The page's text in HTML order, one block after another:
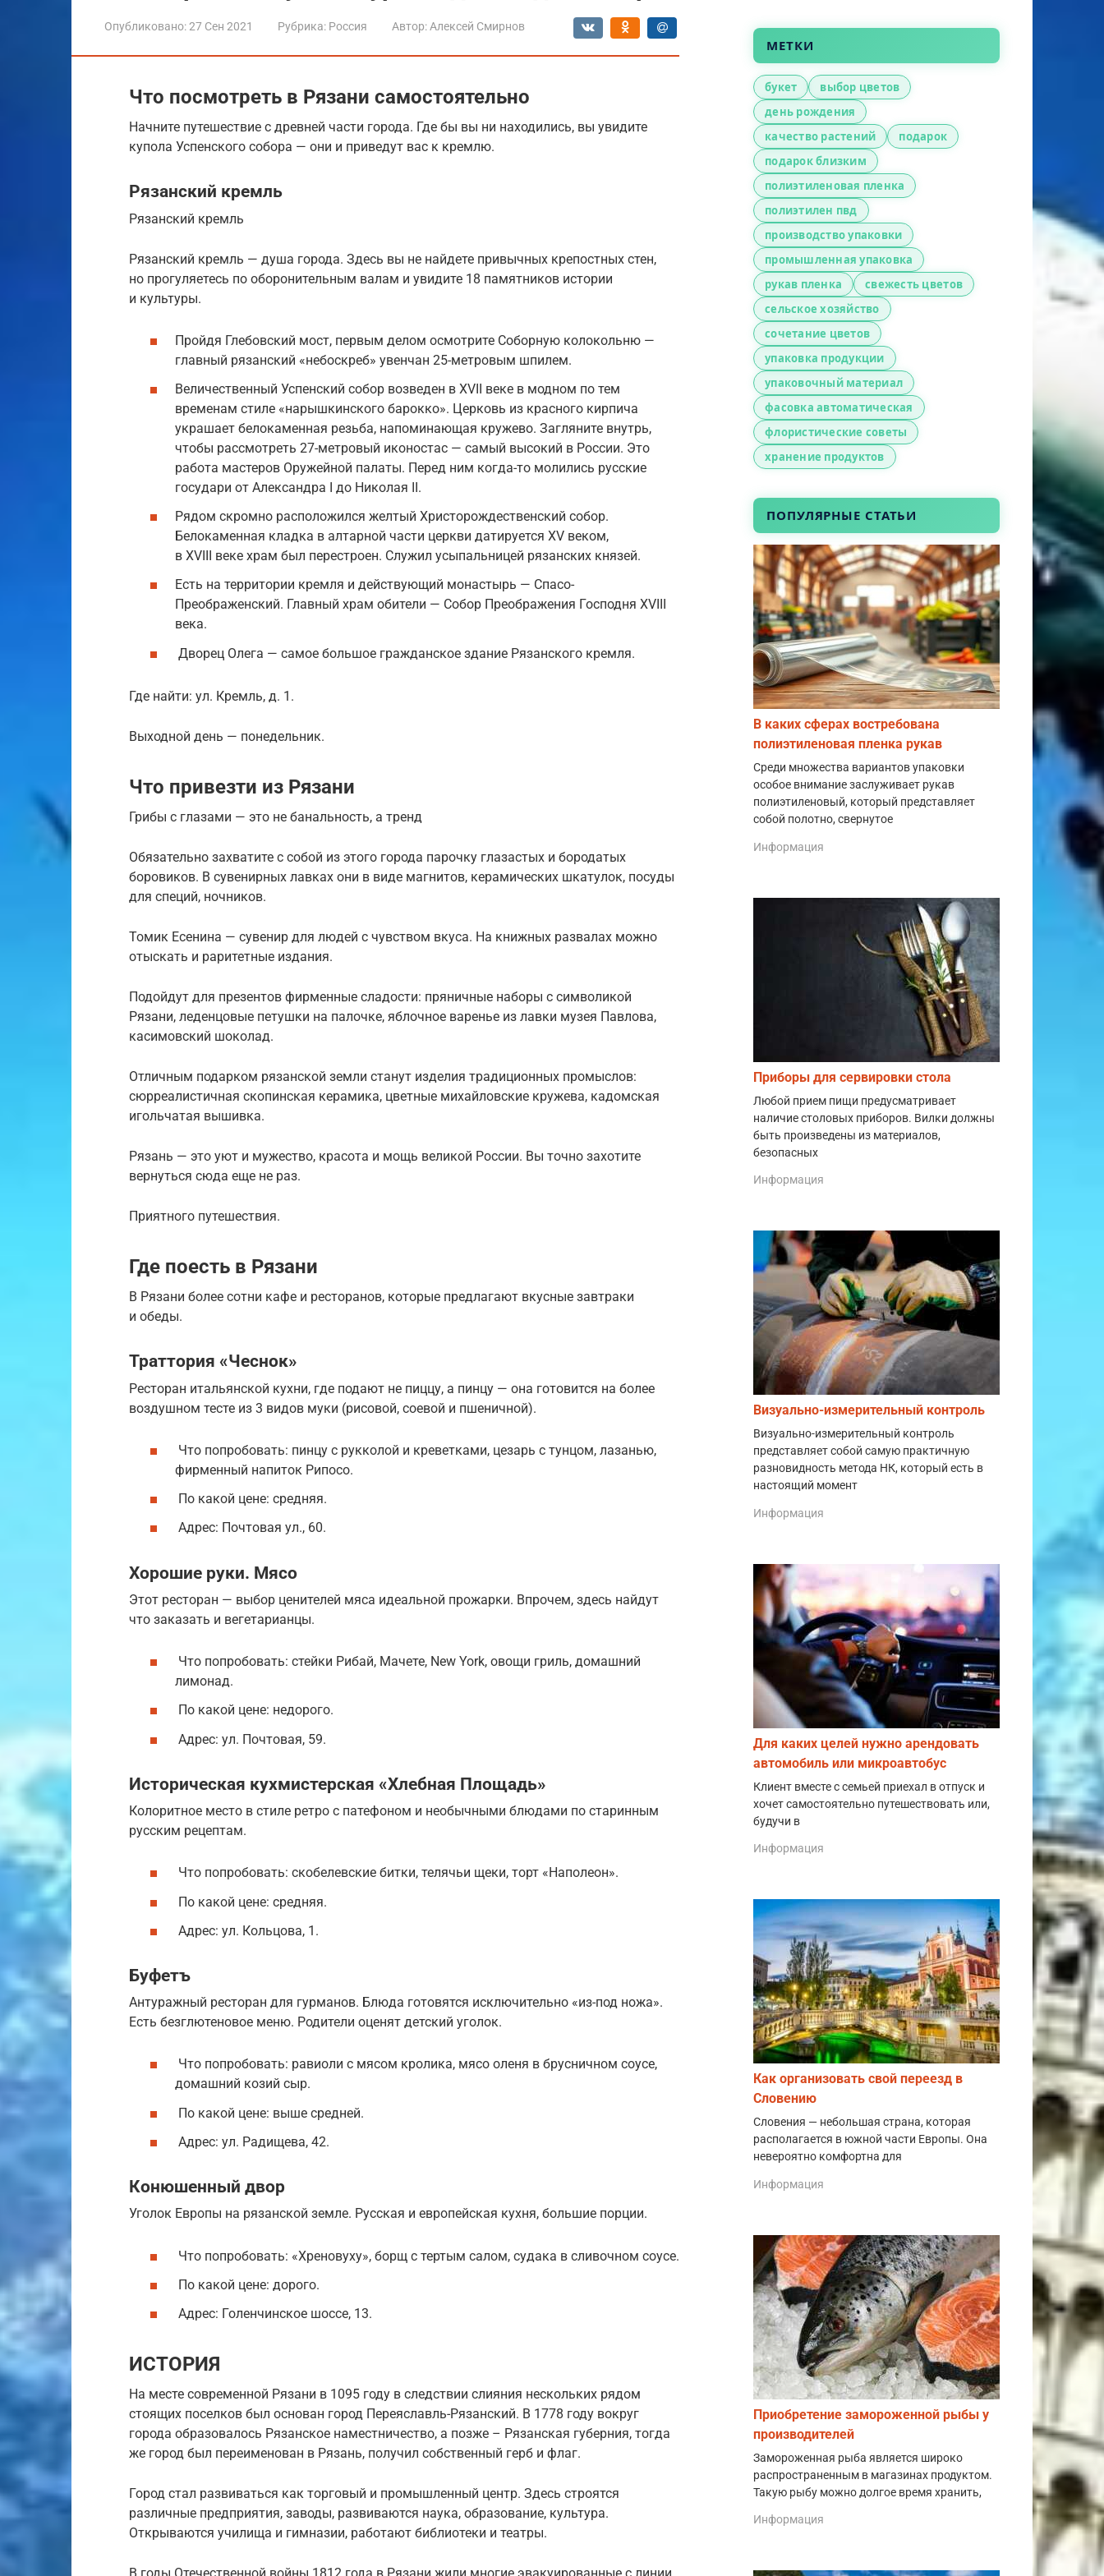
Опубликовано:27 Сен 2021 Рубрика: Россия Автор: Алексей Смирнов
Что посмотреть в Рязани самостоятельно
Начните путешествие с древней части города. Где бы вы ни находились, вы увидите
купола Успенского собора — они и приведут вас к кремлю.
Рязанский кремль
Рязанский кремль
Рязанский кремль — душа города. Здесь вы не найдете привычных крепостных стен,
но прогуляетесь по оборонительным валам и увидите 18 памятников истории
и культуры.
Пройдя Глебовский мост, первым делом осмотрите Соборную колокольню —
главный рязанский «небоскреб» увенчан 25-метровым шпилем.
Величественный Успенский собор возведен в XVII веке в модном по тем
временам стиле «нарышкинского барокко». Церковь из красного кирпича
украшает белокаменная резьба, напоминающая кружево. Загляните внутрь,
чтобы рассмотреть 27-метровый иконостас — самый высокий в России. Это
работа мастеров Оружейной палаты. Перед ним когда-то молились русские
государи от Александра I до Николая II.
Рядом скромно расположился желтый Христорождественский собор.
Белокаменная кладка в алтарной части церкви датируется XV веком,
в XVIII веке храм был перестроен. Служил усыпальницей рязанских князей.
Есть на территории кремля и действующий монастырь — Спасо-
Преображенский. Главный храм обители — Собор Преображения Господня XVIII
века.
Дворец Олега — самое большое гражданское здание Рязанского кремля.
Где найти: ул. Кремль, д. 1.
Выходной день — понедельник.
Что привезти из Рязани
Грибы с глазами — это не банальность, а тренд
Обязательно захватите с собой из этого города парочку глазастых и бородатых
боровиков. В сувенирных лавках они в виде магнитов, керамических шкатулок, посуды
для специй, ночников.
Томик Есенина — сувенир для людей с чувством вкуса. На книжных развалах можно
отыскать и раритетные издания.
Подойдут для презентов фирменные сладости: пряничные наборы с символикой
Рязани, леденцовые петушки на палочке, яблочное варенье из лавки музея Павлова,
касимовский шоколад.
Отличным подарком рязанской земли станут изделия традиционных промыслов:
сюрреалистичная скопинская керамика, цветные михайловские кружева, кадомская
игольчатая вышивка.
Рязань — это уют и мужество, красота и мощь великой России. Вы точно захотите
вернуться сюда еще не раз.
Приятного путешествия.
Где поесть в Рязани
В Рязани более сотни кафе и ресторанов, которые предлагают вкусные завтраки
и обеды.
Траттория «Чеснок»
Ресторан итальянской кухни, где подают не пиццу, а пинцу — она готовится на более
воздушном тесте из 3 видов муки (рисовой, соевой и пшеничной).
Что попробовать: пинцу с рукколой и креветками, цезарь с тунцом, лазанью,
фирменный напиток Рипосо.
По какой цене: средняя.
Адрес: Почтовая ул., 60.
Хорошие руки. Мясо
Этот ресторан — выбор ценителей мяса идеальной прожарки. Впрочем, здесь найдут
что заказать и вегетарианцы.
Что попробовать: стейки Рибай, Мачете, New York, овощи гриль, домашний
лимонад.
По какой цене: недорого.
Адрес: ул. Почтовая, 59.
Историческая кухмистерская «Хлебная Площадь»
Колоритное место в стиле ретро с патефоном и необычными блюдами по старинным
русским рецептам.
Что попробовать: скобелевские битки, телячьи щеки, торт «Наполеон».
По какой цене: средняя.
Адрес: ул. Кольцова, 1.
Буфетъ
Антуражный ресторан для гурманов. Блюда готовятся исключительно «из-под ножа».
Есть безглютеновое меню. Родители оценят детский уголок.
Что попробовать: равиоли с мясом кролика, мясо оленя в брусничном соусе,
домашний козий сыр.
По какой цене: выше средней.
Адрес: ул. Радищева, 42.
Конюшенный двор
Уголок Европы на рязанской земле. Русская и европейская кухня, большие порции.
Что попробовать: «Хреновуху», борщ с тертым салом, судака в сливочном соусе.
По какой цене: дорого.
Адрес: Голенчинское шоссе, 13.
ИСТОРИЯ
На месте современной Рязани в 1095 году в следствии слияния нескольких рядом
стоящих поселков был основан город Переяславль-Рязанский. В 1778 году вокруг
города образовалось Рязанское наместничество, а позже – Рязанская губерния, тогда
же город был переименован в Рязань, получил собственный герб и флаг.
Город стал развиваться как торговый и промышленный центр. Здесь строятся
различные предприятия, заводы, развиваются наука, образование, культура.
Открываются училища и гимназии, работают библиотеки и театры.
МЕТКИ
букет
выбор цветов
день рождения
качество растений
подарок
подарок близким
полиэтиленовая пленка
полиэтилен пвд
производство упаковки
промышленная упаковка
рукав пленка
свежесть цветов
сельское хозяйство
сочетание цветов
упаковка продукции
упаковочный материал
фасовка автоматическая
флористические советы
хранение продуктов
ПОПУЛЯРНЫЕ СТАТЬИ
В каких сферах востребована
полиэтиленовая пленка рукав
Среди множества вариантов упаковки
особое внимание заслуживает рукав
полиэтиленовый, который представляет
собой полотно, свернутое
Информация
Приборы для сервировки стола
Любой прием пищи предусматривает
наличие столовых приборов. Вилки должны
быть произведены из материалов,
безопасных
Информация
Визуально-измерительный контроль
Визуально-измерительный контроль
представляет собой самую практичную
разновидность метода НК, который есть в
настоящий момент
Информация
Для каких целей нужно арендовать
автомобиль или микроавтобус
Клиент вместе с семьей приехал в отпуск и
хочет самостоятельно путешествовать или,
будучи в
Информация
Как организовать свой переезд в
Словению
Словения — небольшая страна, которая
располагается в южной части Европы. Она
невероятно комфортна для
Информация
Приобретение замороженной рыбы у
производителей
Замороженная рыба является широко
распространенным в магазинах продуктом.
Такую рыбу можно долгое время хранить,
Информация